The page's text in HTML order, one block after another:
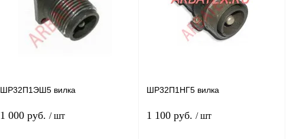
В избранное Недоступно В избранное
наличии
ШР32П1ЭШ5 вилка
1 000 руб. / шт
ШР32П1НГ5 вилка
1 100 руб. / шт